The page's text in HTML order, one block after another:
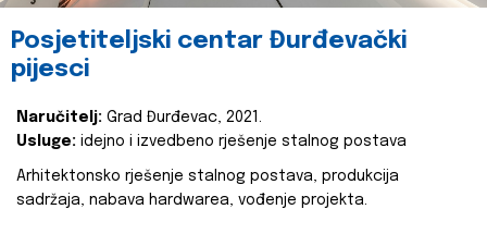
Posjetiteljski centar Đurđevački
pijesci
Naručitelj: Grad Đurđevac, 2021.
Usluge: idejno i izvedbeno rješenje stalnog postava
Arhitektonsko rješenje stalnog postava, produkcija
sadržaja, nabava hardwarea, vođenje projekta.